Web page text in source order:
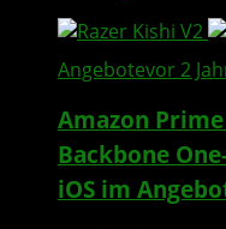
Angebotevor 2
Amazon
Backbone
iOS im